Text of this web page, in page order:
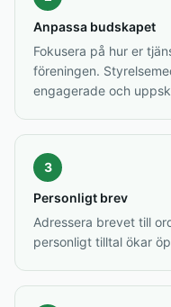
Anpassa budskapet
Fokusera på hur er
föreningen.
engagerade och
3
Personligt brev
Adressera brevet till
personligt tilltal ökar